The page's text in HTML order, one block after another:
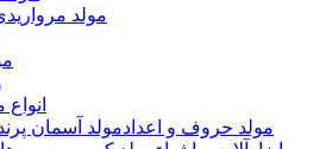
مولد
مولد حروف و اعدادمولد آسمان